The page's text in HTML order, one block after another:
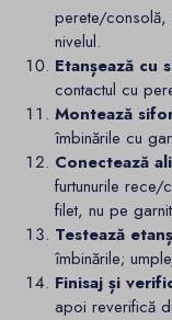
perete/consolă,
nivelul.
Etanșează cu
contactul cu
Montează
îmbinările cu
Conectează
furtunurile rece/
filet, nu pe
Testează
îmbinările;
Finisaj și
apoi reverifică